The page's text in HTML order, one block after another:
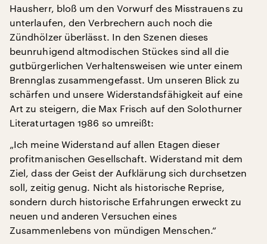
Hausherr, bloß um den Vorwurf des Misstrauens zu
unterlaufen, den Verbrechern auch noch die
Zündhölzer überlässt. In den Szenen dieses
beunruhigend altmodischen Stückes sind all die
gutbürgerlichen Verhaltensweisen wie unter einem
Brennglas zusammengefasst. Um unseren Blick zu
schärfen und unsere Widerstandsfähigkeit auf eine
Art zu steigern, die Max Frisch auf den Solothurner
Literaturtagen 1986 so umreißt:
„Ich meine Widerstand auf allen Etagen dieser
profitmanischen Gesellschaft. Widerstand mit dem
Ziel, dass der Geist der Aufklärung sich durchsetzen
soll, zeitig genug. Nicht als historische Reprise,
sondern durch historische Erfahrungen erweckt zu
neuen und anderen Versuchen eines
Zusammenlebens von mündigen Menschen.“